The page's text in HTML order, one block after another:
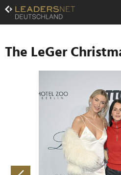
Zum
Inhalt
Zur
Navigation
Zur
Hauptnavigation
The LeGer